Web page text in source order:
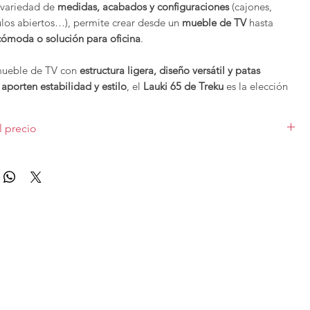
de medidas, acabados y configuraciones(cajones,
abiertos…), permite crear desde un mueble de TVhasta
o solución para oficina.
de TV conestructura ligera, diseño versátil y patas
estabilidad y estilo, el Lauki 65 de Treku es la elección
Trekuse pueden configurar en cuanto a medidas y
precio
Sin iluminación